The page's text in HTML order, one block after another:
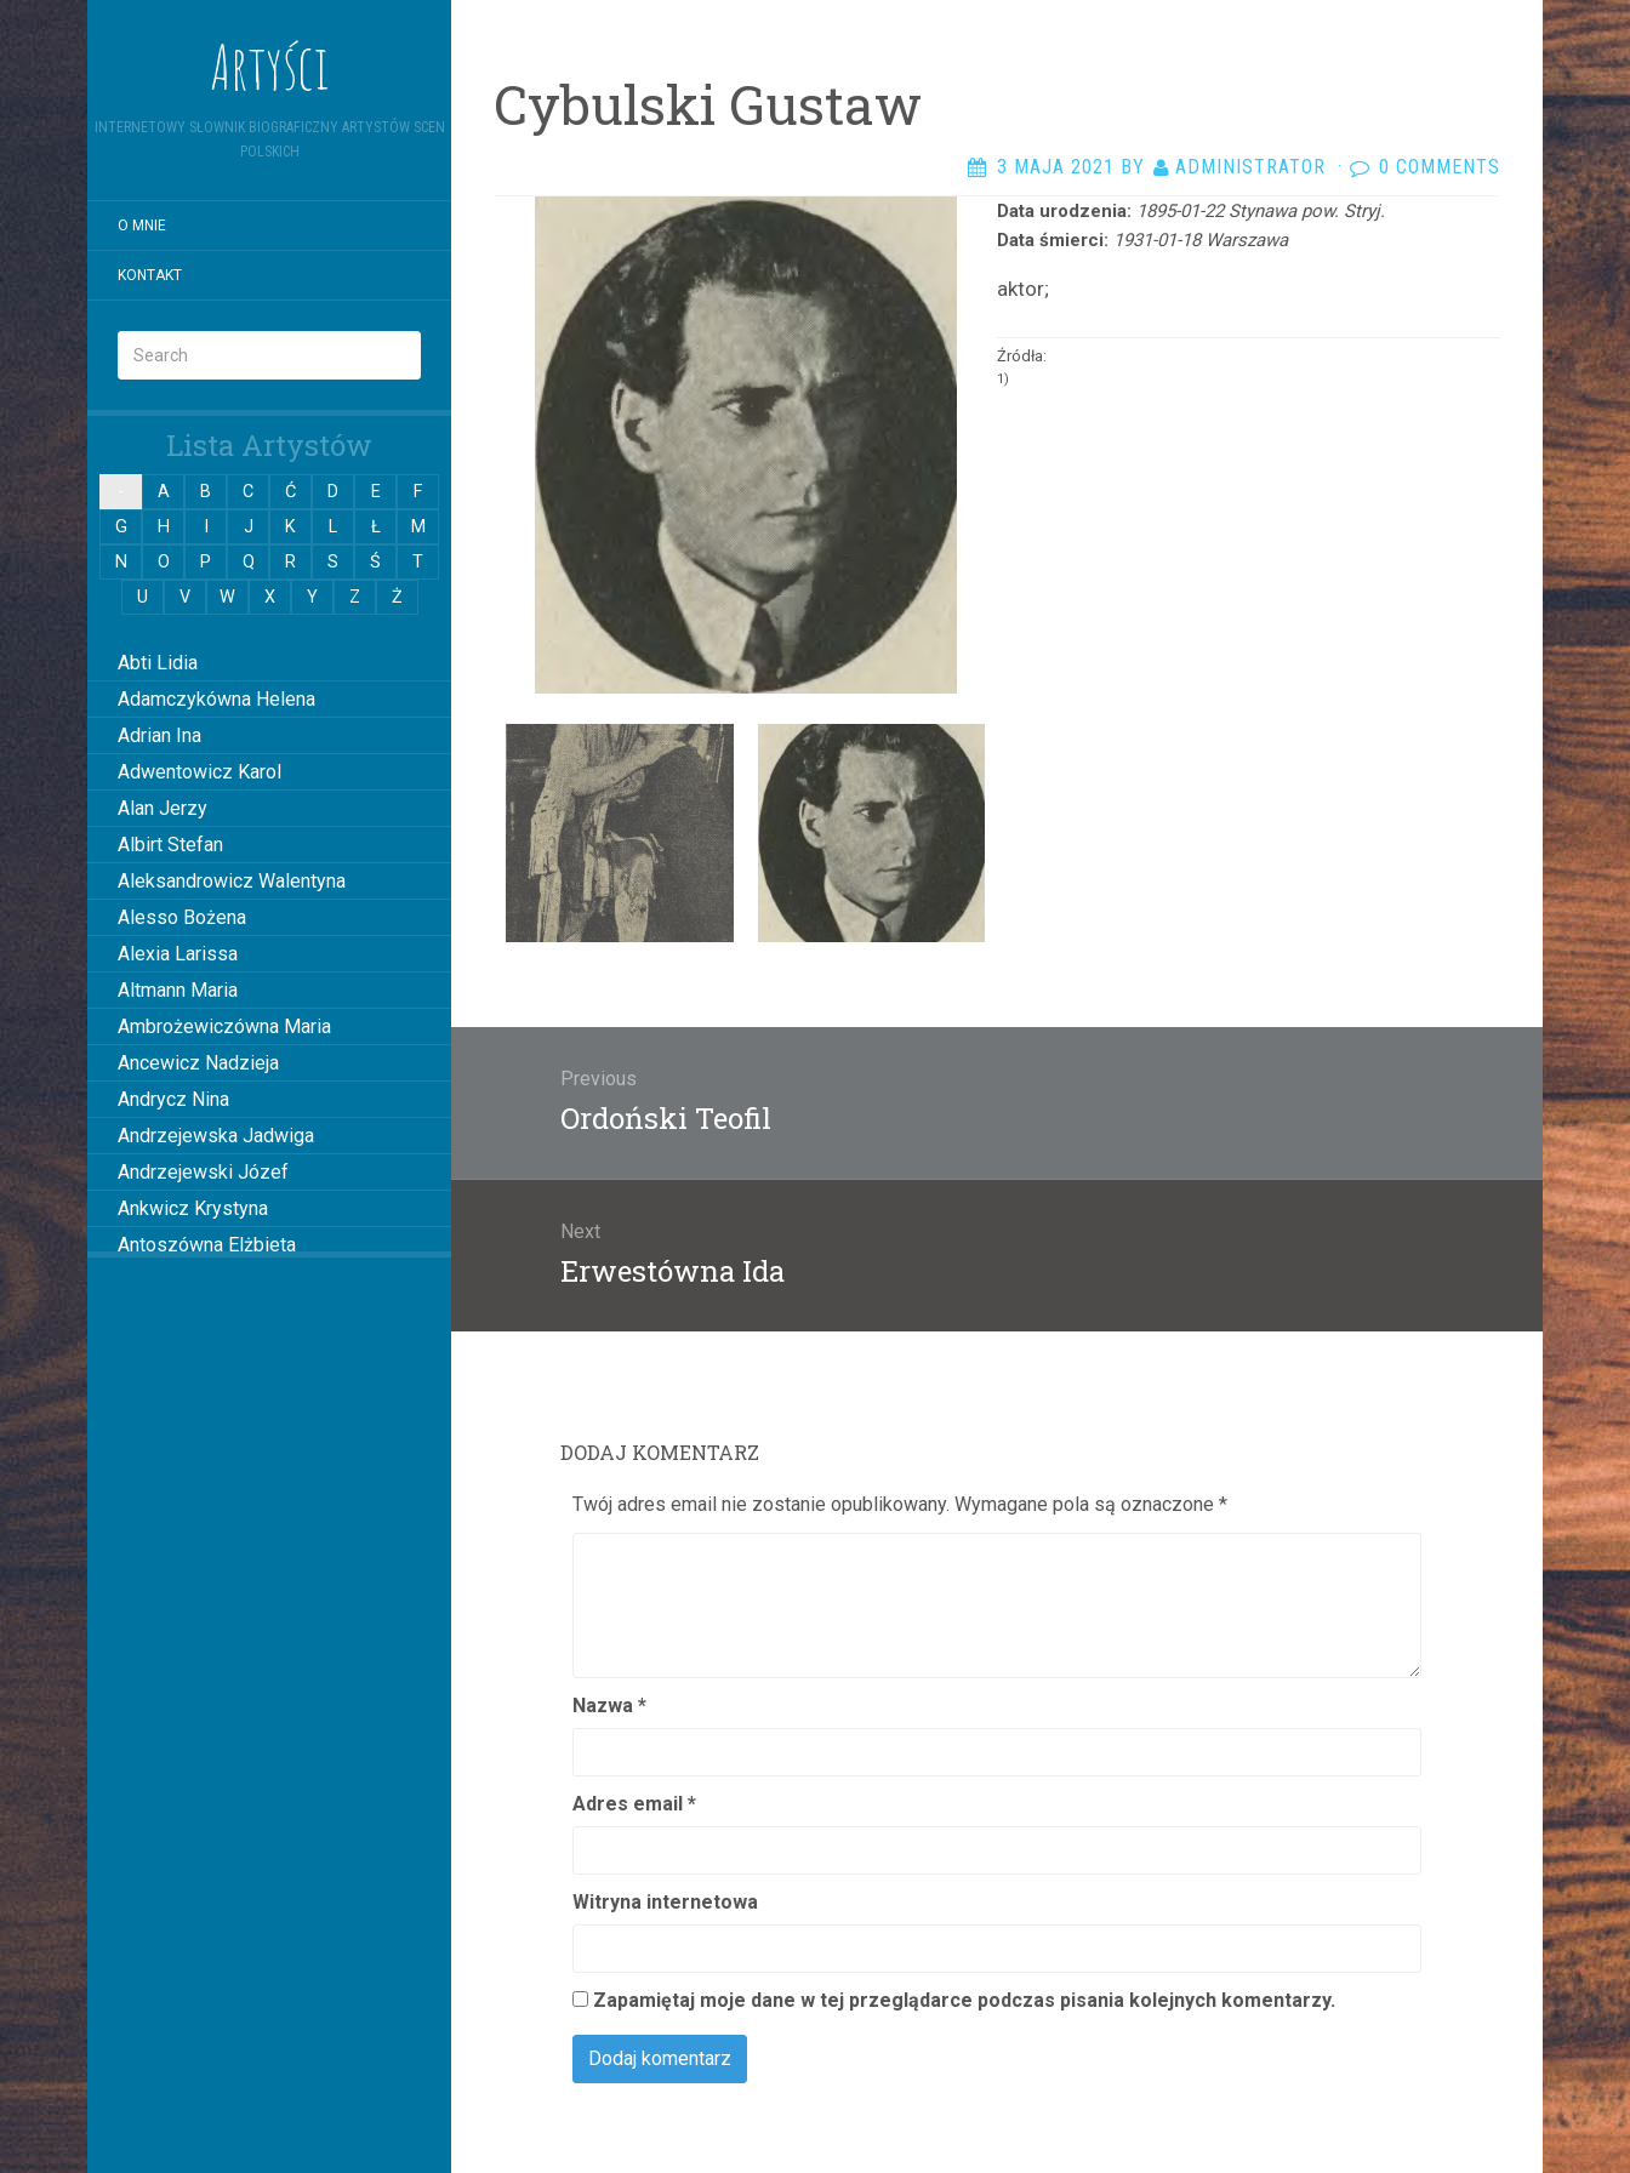
Artyści
INTERNETOWY SŁOWNIK BIOGRAFICZNY ARTYSTÓW SCEN
POLSKICH
O MNIE
KONTAKT
Lista Artystów
A B C Ć D E
F
G
H J K L Ł
M
N
O P Q R S Ś
T
U
V W X Y Z Ż
Abti Lidia
Adamczykówna Helena
Adrian Ina
Adwentowicz Karol
Alan Jerzy
Albirt Stefan
Aleksandrowicz Walentyna
Alesso Bożena
Alexia Larissa
Altmann Maria
Ambrożewiczówna Maria
Ancewicz Nadzieja
Andrycz Nina
Andrzejewska Jadwiga
Andrzejewski Józef
Ankwicz Krystyna
Antoszówna Elżbieta
Cybulski Gustaw
3 MAJA 2021 BY ADMINISTRATOR · 0 COMMENTS
Data urodzenia: 1895-01-22 Stynawa pow. Stryj.
Data śmierci: 1931-01-18 Warszawa
aktor;
Źródła:
1)
Nawigacja
wpisu
Previous
Previous
Ordoński Teofil
Next
Next
Erwestówna Ida
DODAJ KOMENTARZ
Twój adres email nie zostanie opublikowany. Wymagane pola są oznaczone *
Nazwa *
Adres email *
Witryna internetowa
Zapamiętaj moje dane w tej przeglądarce podczas pisania kolejnych komentarzy.